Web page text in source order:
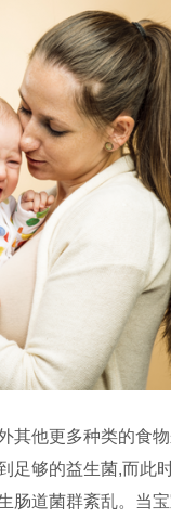
其他更多种类的食
足够的益生菌,而此
道菌群紊乱。当